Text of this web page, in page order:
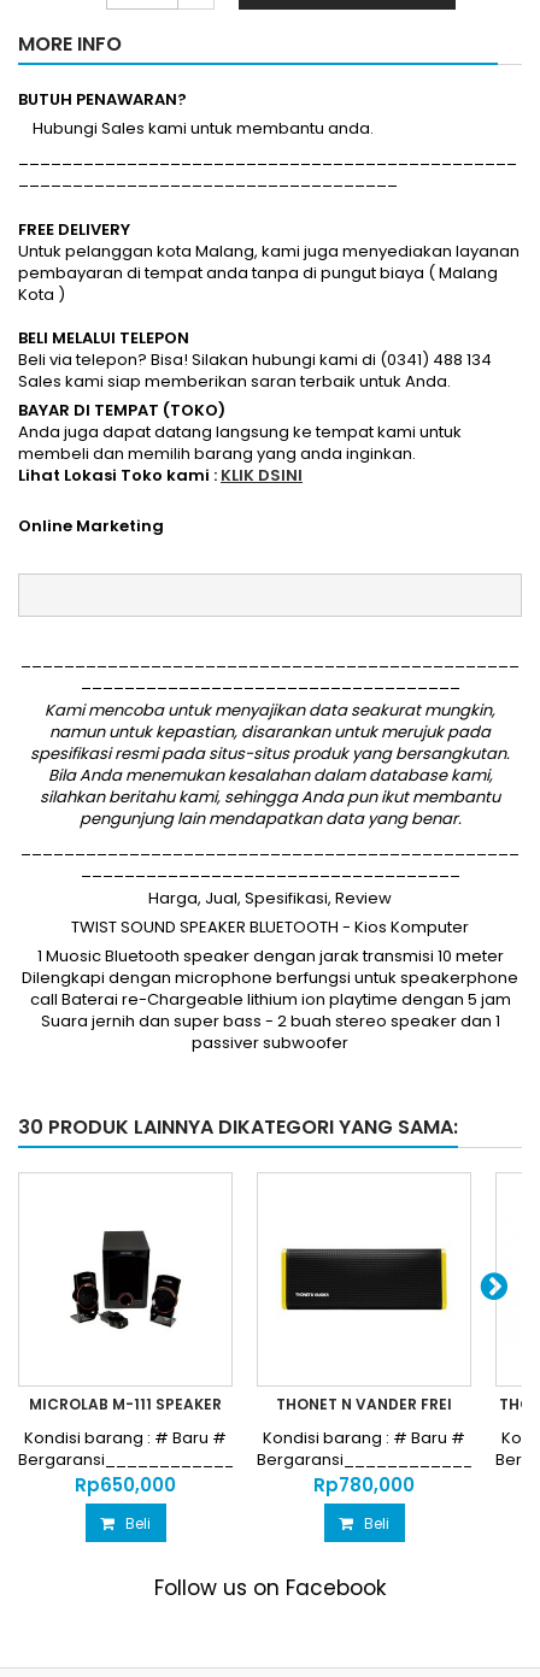
MORE INFO
BUTUH PENAWARAN?
Hubungi Sales kami untuk membantu anda.
FREE DELIVERY
Untuk pelanggan kota Malang, kami juga menyediakan layanan
pembayaran di tempat anda tanpa di pungut biaya ( Malang
Kota )
BELI MELALUI TELEPON
Beli via telepon? Bisa! Silakan hubungi kami di (0341) 488 134
Sales kami siap memberikan saran terbaik untuk Anda.
BAYAR DI TEMPAT (TOKO)
Anda juga dapat datang langsung ke tempat kami untuk
membeli dan memilih barang yang anda inginkan.
Lihat Lokasi Toko kami : KLIK DSINI
Online Marketing
Kami mencoba untuk menyajikan data seakurat mungkin,
namun untuk kepastian, disarankan untuk merujuk pada
spesifikasi resmi pada situs-situs produk yang bersangkutan.
Bila Anda menemukan kesalahan dalam database kami,
silahkanberitahu kami, sehingga Anda pun ikut membantu
pengunjung lain mendapatkan data yang benar.
Harga, Jual, Spesifikasi, Review
TWIST SOUND SPEAKER BLUETOOTH - Kios Komputer
1 Muosic Bluetooth speaker dengan jarak transmisi 10 meter
Dilengkapi dengan microphone berfungsi untuk speakerphone
call Baterai re-Chargeable lithium ion playtime dengan 5 jam
Suara jernih dan super bass - 2 buah stereo speaker dan 1
passiver subwoofer
30 PRODUK LAINNYA DIKATEGORI YANG SAMA:
MICROLAB M-111 SPEAKER
Kondisi barang : # Baru #
Bergaransi________________________________
Harga...
Rp‎650,000
Beli
THONET N VANDER FREI
Kondisi barang : # Baru #
Harga...
Rp‎780,000
Beli
Follow us on Facebook